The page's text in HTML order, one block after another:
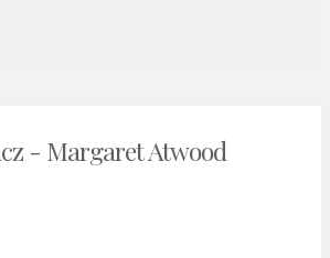
- Margaret Atwood